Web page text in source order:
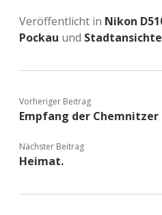
Veröffentlicht in Nikon
Pockau und
Vorheriger Beitrag
Empfang der
Nächster Beitrag
Heimat.